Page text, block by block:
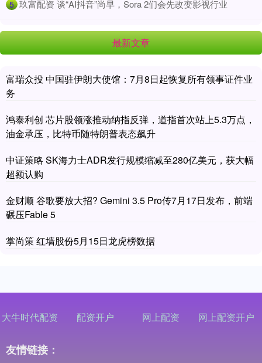
5 ​玖富配资 谈“AI抖音”尚早，Sora 2们会先改变影视行业
最新文章
富瑞众投 中国驻伊朗大使馆：7月8日起恢复所有领事证件业
务
鸿泰利创 芯片股领涨推动纳指反弹，道指首次站上5.3万点，
油金承压，比特币随特朗普表态飙升
中证策略 SK海力士ADR发行规模缩减至280亿美元，获大幅
超额认购
金财顺 谷歌要放大招? Gemini 3.5 Pro传7月17日发布，前端
碾压Fable 5
掌尚策 红墙股份5月15日龙虎榜数据
大牛时代配资 配资开户 网上配资 网上配资开户
友情链接：